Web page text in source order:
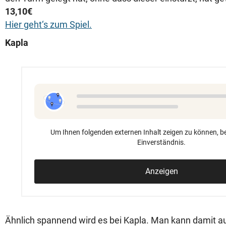
13,10€
Hier geht‘s zum Spiel.
Kapla
Um Ihnen folgenden externen Inhalt zeigen zu können,
Einverständnis.
Anzeigen
Ähnlich spannend wird es bei Kapla. Man kann damit